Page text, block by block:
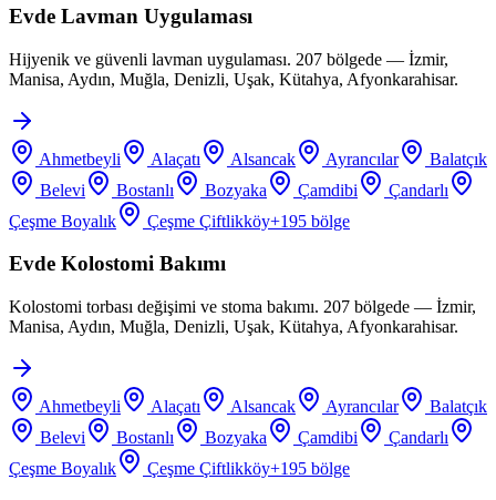
Evde Lavman Uygulaması
Hijyenik ve güvenli lavman uygulaması. 207 bölgede — İzmir,
Manisa, Aydın, Muğla, Denizli, Uşak, Kütahya, Afyonkarahisar.
Ahmetbeyli Alaçatı Alsancak Ayrancılar
Balatçık
Belevi
Bostanlı Bozyaka Çamdibi
Çandarlı
Çeşme Boyalık
Çeşme Çiftlikköy+195 bölge
Evde Kolostomi Bakımı
Kolostomi torbası değişimi ve stoma bakımı. 207 bölgede — İzmir,
Manisa, Aydın, Muğla, Denizli, Uşak, Kütahya, Afyonkarahisar.
Ahmetbeyli Alaçatı Alsancak Ayrancılar
Balatçık
Belevi
Bostanlı Bozyaka Çamdibi
Çandarlı
Çeşme Boyalık
Çeşme Çiftlikköy+195 bölge